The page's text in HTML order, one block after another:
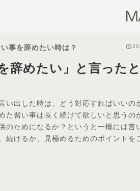
事を辞めたい時は？
辞めたい」と言った
い出した時は、どう対応すればいいの
た習い事は長く続けて欲しいと思うの
のためになるか？というと一概には言
続けるか、見極めるためのポイントを